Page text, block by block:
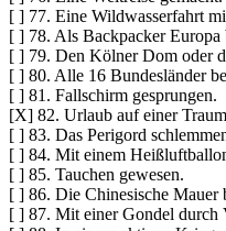
[ ] 77. Eine Wildwasserfahrt
[ ] 78. Als Backpacker Europa
[ ] 79. Den Kölner Dom oder
[ ] 80. Alle 16 Bundesländer
[ ] 81. Fallschirm gesprungen.
[X] 82. Urlaub auf einer
[ ] 83. Das Perigord
[ ] 84. Mit einem
[ ] 85. Tauchen gewesen.
[ ] 86. Die Chinesische Mauer
[ ] 87. Mit einer Gondel durch